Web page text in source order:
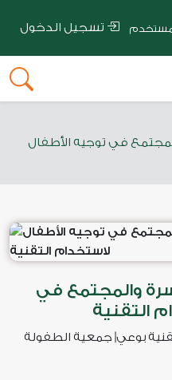
في توجيه الأطفال
والمجتمع في
التقنية
بوعي| جمعية الطفولة